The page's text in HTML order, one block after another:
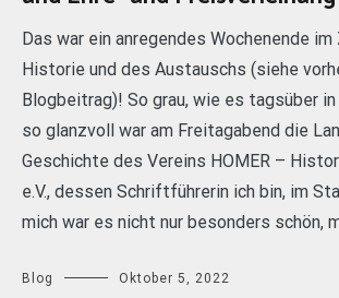
Das war ein anregendes Wochenende im
Historie und des Austauschs (siehe
Blogbeitrag)! So grau, wie es tagsüber
so glanzvoll war am Freitagabend die
Geschichte des Vereins HOMER –
e.V., dessen Schriftführerin ich bin, im
mich war es nicht nur besonders schön,
Blog Oktober 5, 2022